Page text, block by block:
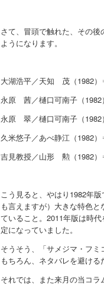
さて、冒頭で触れた、その
ようになります。
大湖浩平／天知 茂（1982）
永原 茜／樋口可南子（
永原 翠／樋口可南子（1982
久米悠子／あべ静江（1982
吉見教授／山形 勲（1982）
こう見ると、やはり1982年
も言えますが）大きな特色
ていること。2011年版は時
定になっていました。
そうそう、「サメジマ・フミ
もちろん、ネタバレを避け
それでは、また来月の当コラ